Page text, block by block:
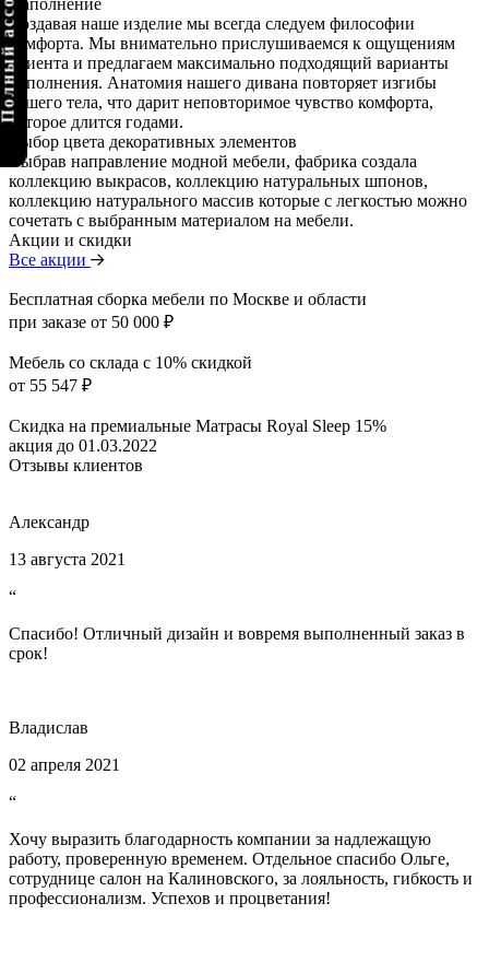
Наполнение
Создавая наше изделие мы всегда следуем философии
комфорта. Мы внимательно прислушиваемся к ощущениям
клиента и предлагаем максимально подходящий варианты
наполнения. Анатомия нашего дивана повторяет изгибы
вашего тела, что дарит неповторимое чувство комфорта,
которое длится годами.
Выбор цвета декоративных элементов
Выбрав направление модной мебели, фабрика создала
коллекцию выкрасов, коллекцию натуральных шпонов,
коллекцию натурального массив которые с легкостью можно
сочетать с выбранным материалом на мебели.
Акции и скидки
Все акции
Бесплатная сборка мебели по Москве и области
при заказе от 50 000 ₽
Мебель со склада с 10% скидкой
от 55 547 ₽
Скидка на премиальные Матрасы Royal Sleep 15%
акция до 01.03.2022
Отзывы клиентов
Александр
13 августа 2021
“
Спасибо! Отличный дизайн и вовремя выполненный заказ в
срок!
Владислав
02 апреля 2021
“
Хочу выразить благодарность компании за надлежащую
работу, проверенную временем. Отдельное спасибо Ольге,
сотруднице салон на Калиновского, за лояльность, гибкость и
профессионализм. Успехов и процветания!